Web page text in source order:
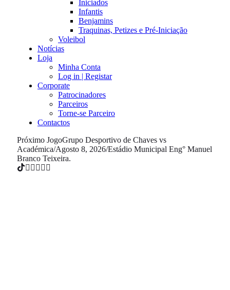
Iniciados
Infantis
Benjamins
Traquinas, Petizes e Pré-Iniciação
Voleibol
Notícias
Loja
Minha Conta
Log in | Registar
Corporate
Patrocinadores
Parceiros
Torne-se Parceiro
Contactos
Próximo JogoGrupo Desportivo de Chaves vs
Académica/Agosto 8, 2026/Estádio Municipal Eng° Manuel
Branco Teixeira.